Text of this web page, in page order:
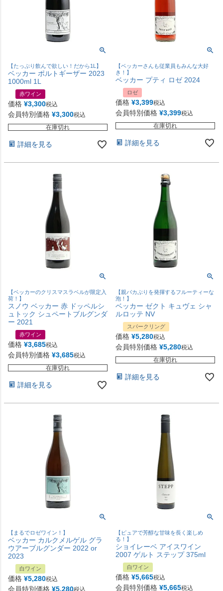
【たっぷり飲んで欲しい！だから1L】
ベッカー ポルトギーザー 2023
1000ml 1L
赤ワイン
価格 ¥3,300税込
会員特別価格 ¥3,300税込
在庫切れ
詳細を見る
【ベッカーさんも従業員もみんな大好
き！】
ベッカー プティ ロゼ 2024
ロゼ
価格 ¥3,399税込
会員特別価格 ¥3,399税込
在庫切れ
詳細を見る
【ベッカーのクリスマスラベルが限定入
荷！】
スノウ ベッカー 赤 ドッペルシ
ュトック シュペートブルグンダ
ー 2021
赤ワイン
価格 ¥3,685税込
会員特別価格 ¥3,685税込
在庫切れ
詳細を見る
【親バカぶりを発揮するフルーティーな
泡！】
ベッカー ゼクト キュヴェ シャ
ルロッテ NV
スパークリング
価格 ¥5,280税込
会員特別価格 ¥5,280税込
在庫切れ
詳細を見る
【まるでロゼワイン！】
ベッカー カルクメルゲル グラ
ウアーブルグンダー 2022 or
2023
白ワイン
価格 ¥5,280税込
会員特別価格 ¥5,280税込
【ピュアで芳醇な甘味を長く楽しめ
る！】
ショイレーベ アイスワイン
2007 ゲルト ステップ 375ml
白ワイン
価格 ¥5,665税込
会員特別価格 ¥5,665税込